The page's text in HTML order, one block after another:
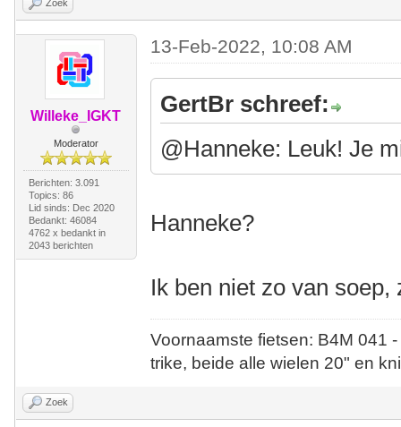
Zoek
Willeke_IGKT
Moderator
Berichten: 3.091
Topics: 86
Lid sinds: Dec 2020
Bedankt: 46084
4762 x bedankt in
2043 berichten
13-Feb-2022, 10:08 AM
GertBr schreef:
@Hanneke: Leuk! Je
Hanneke?
Ik ben niet zo van
Voornaamste fietsen: B4M
trike, beide alle wielen 20" en
Zoek